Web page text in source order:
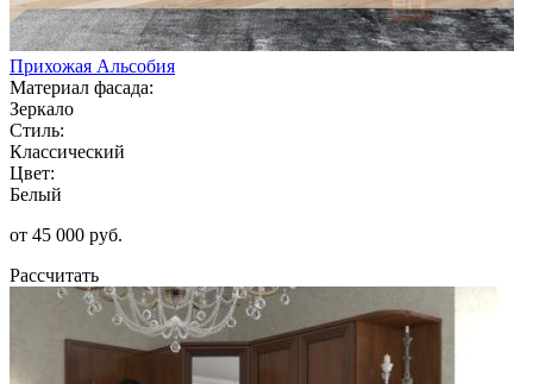
Прихожая Альсобия
Материал фасада:
Зеркало
Стиль:
Классический
Цвет:
Белый
от 45 000 руб.
Рассчитать